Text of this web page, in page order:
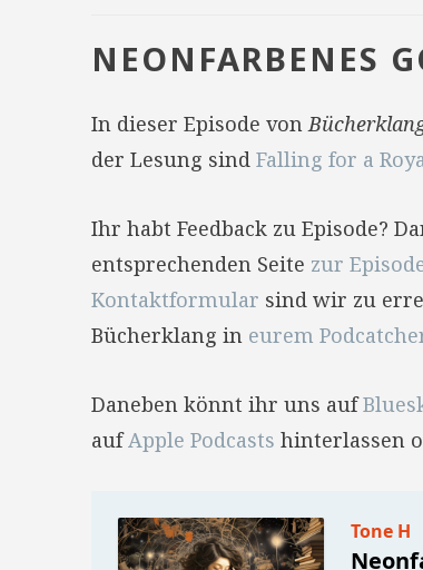
NEONFARBENES
In dieser Episode von
der Lesung sind Falling for a
Ihr habt Feedback zu Episode?
entsprechenden Seite zur
Kontaktformular sind wir zu
Bücherklang in eurem
Daneben könnt ihr uns auf
aufApple Podcasts hinterlassen